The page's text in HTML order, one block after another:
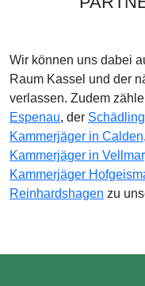
Wir können uns dabei
Raum Kassel und der
verlassen. Zudem
Espenau, der
Kammerjäger in Calden
Kammerjäger in Vellmar
Kammerjäger
Reinhardshagen zu